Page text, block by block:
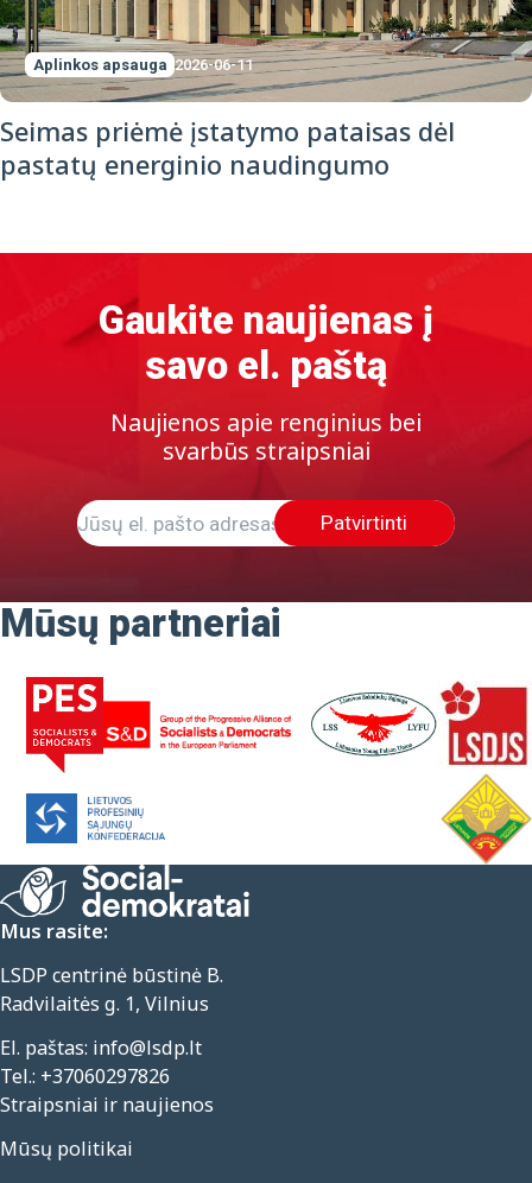
Aplinkos apsauga 2026-06-11
Seimas priėmė įstatymo pataisas dėl
pastatų energinio naudingumo
Gaukite naujienas į
savo el. paštą
Naujienos apie renginius bei
svarbūs straipsniai
Patvirtinti
Mūsų partneriai
Mus rasite:
LSDP centrinė būstinė B.
Radvilaitės g. 1, Vilnius
El. paštas: info@lsdp.lt
Tel.: +37060297826
Straipsniai ir naujienos
Mūsų politikai